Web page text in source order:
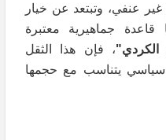
عنفي، وتبتعد عن خيار
قاعدة جماهيرية معتبرة
، فإن هذا الثقل
سياسي يتناسب مع حجمها